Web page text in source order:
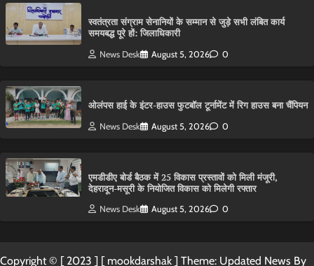
स्वतंत्रता संग्राम सेनानियों के सम्मान से जुड़े सभी लंबित कार्य
समयबद्ध पूरे हों: जिलाधिकारी
News Desk August 5, 2026 0
ओलंपस हाई के इंटर-हाउस फुटबॉल टूर्नामेंट में रिग हाउस बना चैंपियन
News Desk August 5, 2026 0
एमडीडीए बोर्ड बैठक में 25 विकास प्रस्तावों को मिली मंजूरी,
देहरादून-मसूरी के नियोजित विकास को मिलेगी रफ्तार
News Desk August 5, 2026 0
Copyright © [ 2023 ] [ mookdarshak ] Theme: Updated News By